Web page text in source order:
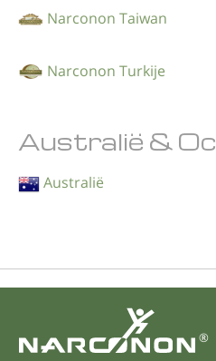
Narconon Taiwan
Narconon Turkije
Australië &
Australië
®